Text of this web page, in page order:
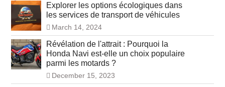
Explorer les options écologiques dans
les services de transport de véhicules
March 14, 2024
Révélation de l'attrait : Pourquoi la
Honda Navi est-elle un choix populaire
parmi les motards ?
December 15, 2023